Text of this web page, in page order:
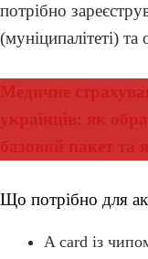
потрібно
(муніципалітеті)
Що потрібно для
A card із